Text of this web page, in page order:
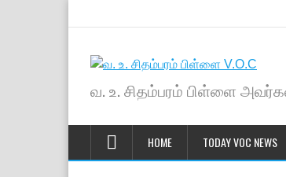
வ. உ. சிதம்பரம் பிள்ளை
HOME TODAY VOC NEWS